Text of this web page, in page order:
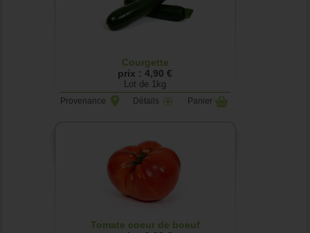
Courgette
prix : 4,90 €
Lot de 1kg
Provenance Détails Panier
Tomate coeur de boeuf